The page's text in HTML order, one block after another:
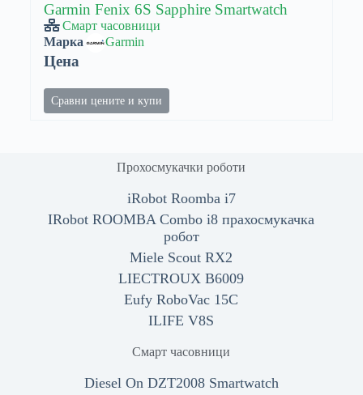
Garmin Fenix 6S Sapphire Smartwatch
Смарт часовници
Марка
Garmin
Цена
Сравни цените и купи
Прохосмукачки роботи
iRobot Roomba i7
IRobot ROOMBA Combo i8 прахосмукачка
робот
Miele Scout RX2
LIECTROUX B6009
Eufy RoboVac 15C
ILIFE V8S
Смарт часовници
Diesel On DZT2008 Smartwatch